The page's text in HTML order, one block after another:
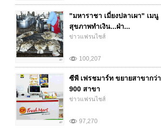
100,207
"มหาราชา เมี่ยงปลาเผา" เมนู
สุขภาพทำเงิน...ฝ่า...
ข่าวแฟรนไชส์
97,270
ซีพี เฟรชมาร์ท ขยายสาขากว่า
900 สาขา
ข่าวแฟรนไชส์